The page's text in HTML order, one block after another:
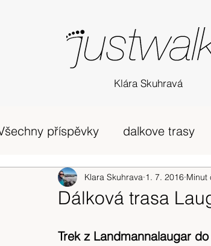
Klára Skuhravá
příspěvky dalkove trasy
Edinburgh horská
zivot v UK osobni nazory
Dálková trasa
Klara Skuhrava 1. 7. 2016 Minut
Trek z Landmannalaugar